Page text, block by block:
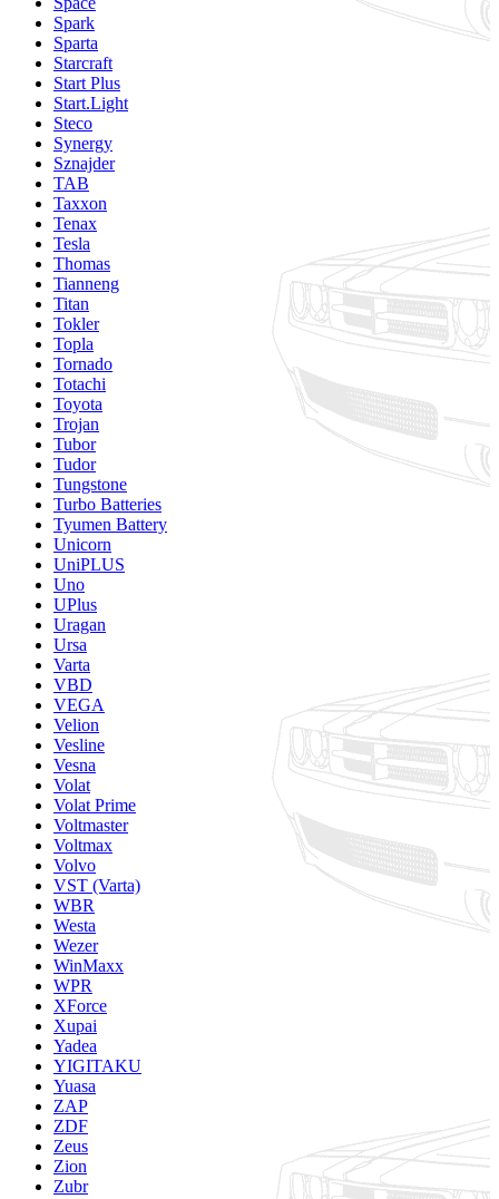
Spark
Sparta
Starcraft
Start Plus
Start.Light
Steco
Synergy
Sznajder
TAB
Taxxon
Tenax
Tesla
Thomas
Tianneng
Titan
Tokler
Topla
Tornado
Totachi
Toyota
Trojan
Tubor
Tudor
Tungstone
Turbo Batteries
Tyumen Battery
Unicorn
UniPLUS
Uno
UPlus
Uragan
Ursa
Varta
VBD
VEGA
Velion
Vesline
Vesna
Volat
Volat Prime
Voltmaster
Voltmax
Volvo
VST (Varta)
WBR
Westa
Wezer
WinMaxx
WPR
XForce
Xupai
Yadea
YIGITAKU
Yuasa
ZAP
ZDF
Zeus
Zion
Zubr